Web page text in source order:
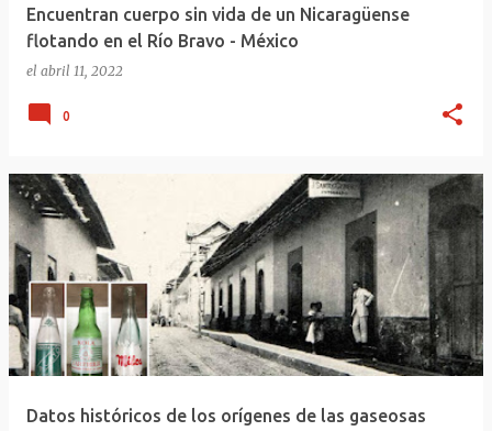
Encuentran cuerpo sin vida de un Nicaragüense
flotando en el Río Bravo - México
el abril 11, 2022
0
Datos históricos de los orígenes de las gaseosas